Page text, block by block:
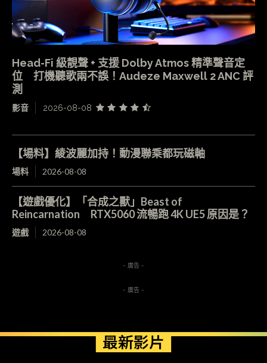
Head-Fi 級靚聲 + 支援 Dolby Atmos 精準聲音定
位 打機聽歌兩不誤！Audeze Maxwell 2 ANC 評
測
影音 2026-08-08
【場料】綾波麗加持！動漫聯乘都玩磁軸
場料 2026-08-08
【遊戲優化】「合成之獸」Beast of
Reincarnation RTX5060 流暢跑 4K UE5 原因是？
遊戲 2026-08-08
- 廣告 -
- 廣告 -
最新影片